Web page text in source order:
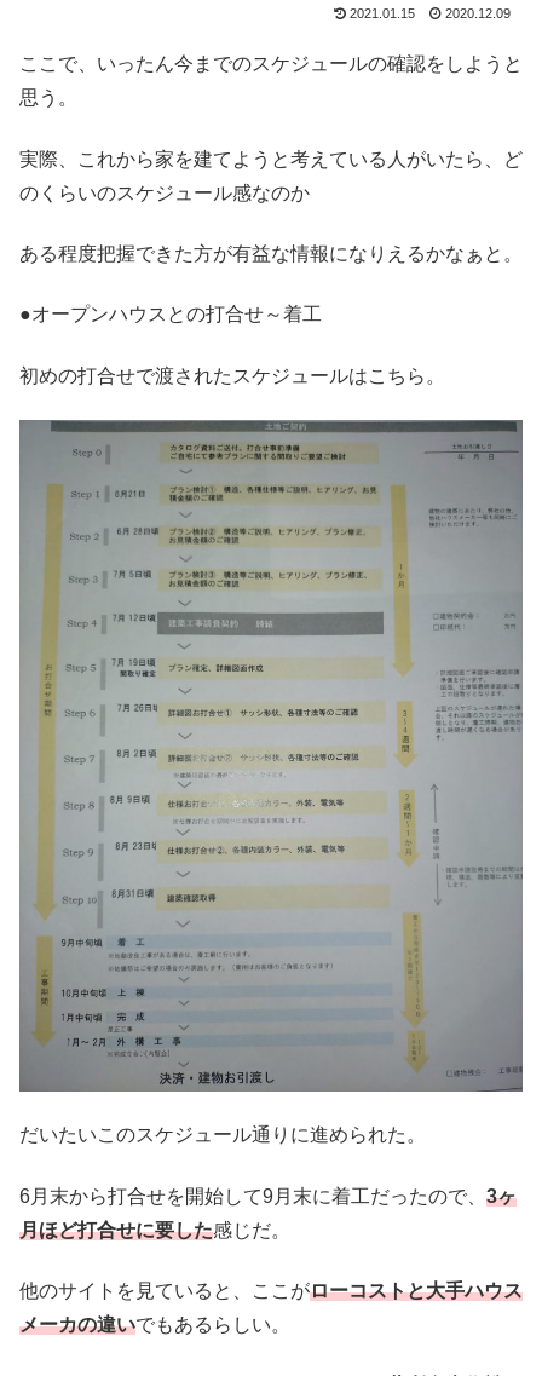
2021.01.15 2020.12.09
ここで、いったん今までのスケジュールの確認をしようと
思う。
実際、これから家を建てようと考えている人がいたら、ど
のくらいのスケジュール感なのか
ある程度把握できた方が有益な情報になりえるかなぁと。
●オープンハウスとの打合せ～着工
初めの打合せで渡されたスケジュールはこちら。
だいたいこのスケジュール通りに進められた。
6月末から打合せを開始して9月末に着工だったので、 3ヶ
月ほど打合せに要した感じだ。
他のサイトを見ていると、ここがローコストと大手ハウス
メーカの違いでもあるらしい。